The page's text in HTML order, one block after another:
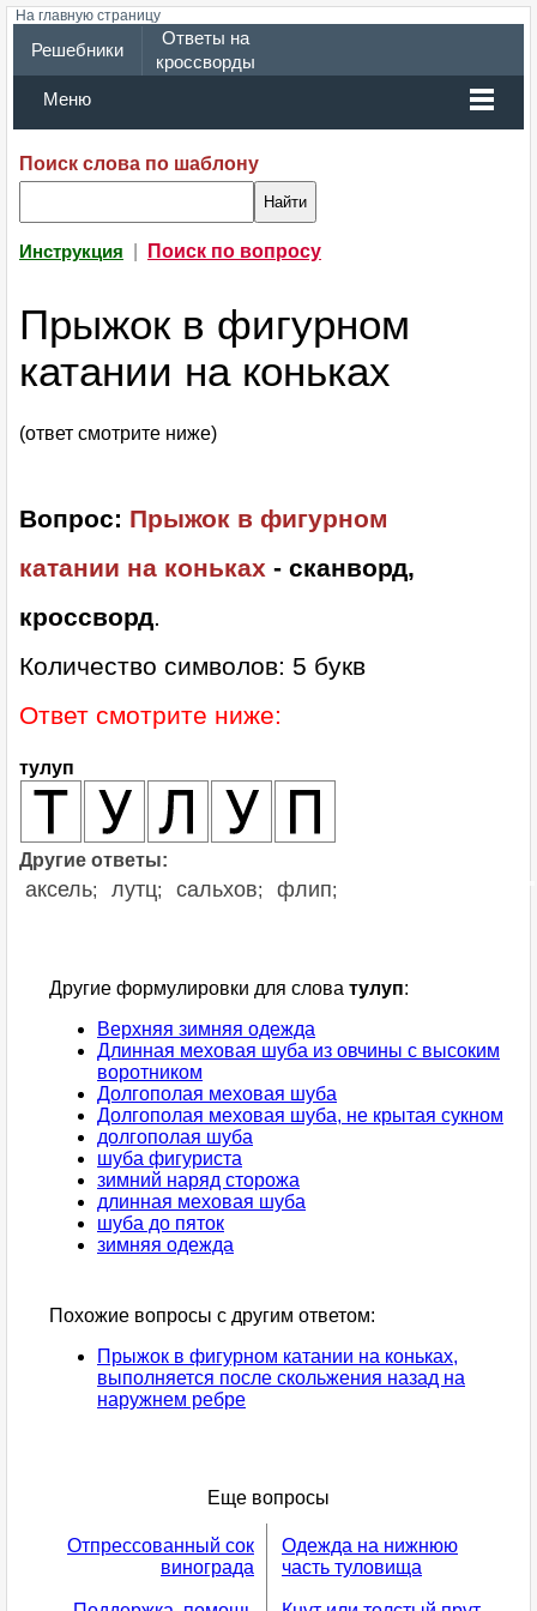
На главную страницу
Решебники
Ответы на
кроссворды
Меню
Поиск слова по шаблону
Инструкция Поиск по вопросу
Прыжок в фигурном
катании на коньках
(ответ смотрите ниже)
Вопрос: Прыжок в фигурном
катании на коньках - сканворд,
кроссворд.
Количество символов: 5 букв
Ответ смотрите ниже:
тулуп
Другие ответы:
аксель; лутц; сальхов; флип;
Другие формулировки для слова тулуп:
Верхняя зимняя одежда
Длинная меховая шуба из овчины с высоким
воротником
Долгополая меховая шуба
Долгополая меховая шуба, не крытая сукном
долгополая шуба
шуба фигуриста
зимний наряд сторожа
длинная меховая шуба
шуба до пяток
зимняя одежда
Похожие вопросы с другим ответом:
Прыжок в фигурном катании на коньках,
выполняется после скольжения назад на
наружнем ребре
Еще вопросы
Отпрессованный сок
винограда
Одежда на нижнюю
часть туловища